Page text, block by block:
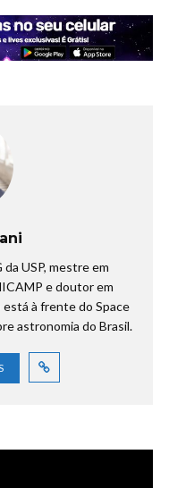
USP, mestre em
e doutor em
está à frente do Space
astronomia do Brasil.